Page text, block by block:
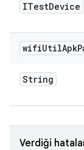
ITestDevice
wifiUtilApk
String
Verdiği